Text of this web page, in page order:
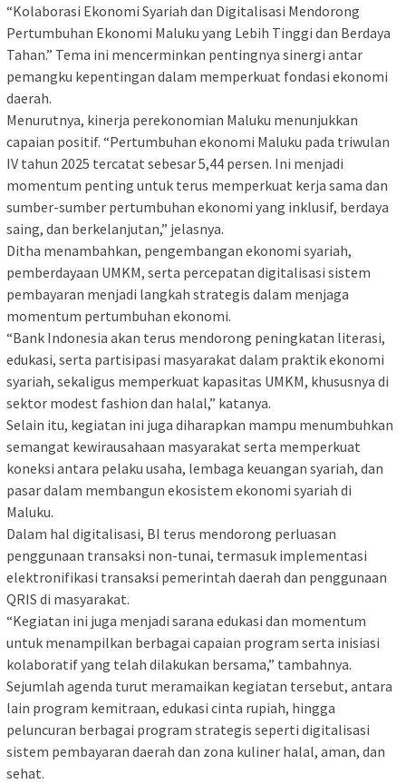
“Kolaborasi Ekonomi Syariah dan Digitalisasi Mendorong
Pertumbuhan Ekonomi Maluku yang Lebih Tinggi dan Berdaya
Tahan.” Tema ini mencerminkan pentingnya sinergi antar
pemangku kepentingan dalam memperkuat fondasi ekonomi
daerah.
Menurutnya, kinerja perekonomian Maluku menunjukkan
capaian positif. “Pertumbuhan ekonomi Maluku pada triwulan
IV tahun 2025 tercatat sebesar 5,44 persen. Ini menjadi
momentum penting untuk terus memperkuat kerja sama dan
sumber-sumber pertumbuhan ekonomi yang inklusif, berdaya
saing, dan berkelanjutan,” jelasnya.
Ditha menambahkan, pengembangan ekonomi syariah,
pemberdayaan UMKM, serta percepatan digitalisasi sistem
pembayaran menjadi langkah strategis dalam menjaga
momentum pertumbuhan ekonomi.
“Bank Indonesia akan terus mendorong peningkatan literasi,
edukasi, serta partisipasi masyarakat dalam praktik ekonomi
syariah, sekaligus memperkuat kapasitas UMKM, khususnya di
sektor modest fashion dan halal,” katanya.
Selain itu, kegiatan ini juga diharapkan mampu menumbuhkan
semangat kewirausahaan masyarakat serta memperkuat
koneksi antara pelaku usaha, lembaga keuangan syariah, dan
pasar dalam membangun ekosistem ekonomi syariah di
Maluku.
Dalam hal digitalisasi, BI terus mendorong perluasan
penggunaan transaksi non-tunai, termasuk implementasi
elektronifikasi transaksi pemerintah daerah dan penggunaan
QRIS di masyarakat.
“Kegiatan ini juga menjadi sarana edukasi dan momentum
untuk menampilkan berbagai capaian program serta inisiasi
kolaboratif yang telah dilakukan bersama,” tambahnya.
Sejumlah agenda turut meramaikan kegiatan tersebut, antara
lain program kemitraan, edukasi cinta rupiah, hingga
peluncuran berbagai program strategis seperti digitalisasi
sistem pembayaran daerah dan zona kuliner halal, aman, dan
sehat.